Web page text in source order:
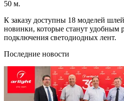
50 м.
К заказу доступны 18 моделей
новинки, которые станут удобным
подключения светодиодных лент.
Последние новости